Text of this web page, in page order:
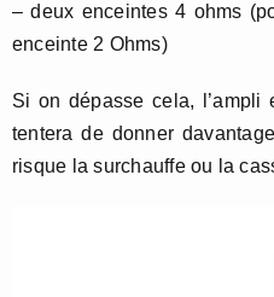
– deux enceintes 4 ohms
enceinte 2 Ohms)
Si on dépasse cela, l’ampli
tentera de donner
risque la surchauffe ou la